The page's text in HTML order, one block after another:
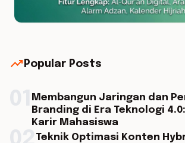
trending_up Popular Posts
Membangun Jaringan dan
Branding di Era Teknologi
Karir Mahasiswa
Teknik Optimasi Konten